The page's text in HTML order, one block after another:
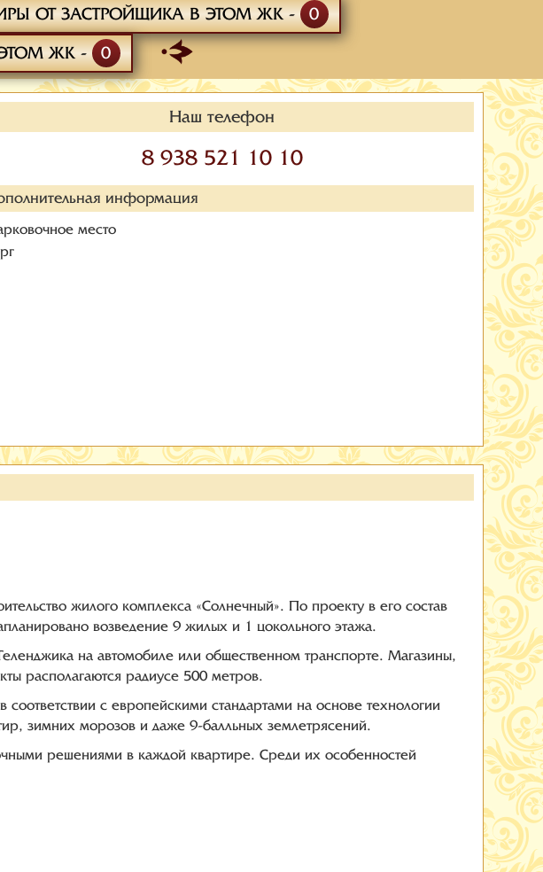
ОТ ЗАСТРОЙЩИКА В ЭТОМ ЖК - 0
ЭТОМ ЖК - 0
Наш телефон
8 938 521 10 10
информация
место
жилого комплекса «Солнечный». По проекту в его состав
возведение 9 жилых и 1 цокольного этажа.
на автомобиле или общественном транспорте. Магазины,
располагаются радиусе 500 метров.
с европейскими стандартами на основе технологии
зимних морозов и даже 9-балльных землетрясений.
решениями в каждой квартире. Среди их особенностей